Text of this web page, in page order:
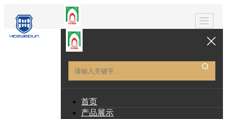
首页
产品展示